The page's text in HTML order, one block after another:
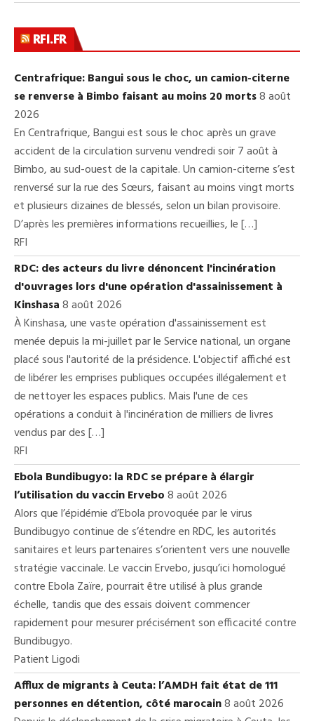
RFI.FR
Centrafrique: Bangui sous le choc, un camion-citerne
se renverse à Bimbo faisant au moins 20 morts8 août
2026
En Centrafrique, Bangui est sous le choc après un grave
accident de la circulation survenu vendredi soir 7 août à
Bimbo, au sud-ouest de la capitale. Un camion-citerne s’est
renversé sur la rue des Sœurs, faisant au moins vingt morts
et plusieurs dizaines de blessés, selon un bilan provisoire.
D’après les premières informations recueillies, le […]
RFI
RDC: des acteurs du livre dénoncent l'incinération
d'ouvrages lors d'une opération d'assainissement à
Kinshasa8 août 2026
À Kinshasa, une vaste opération d'assainissement est
menée depuis la mi-juillet par le Service national, un organe
placé sous l'autorité de la présidence. L'objectif affiché est
de libérer les emprises publiques occupées illégalement et
de nettoyer les espaces publics. Mais l'une de ces
opérations a conduit à l'incinération de milliers de livres
vendus par des […]
RFI
Ebola Bundibugyo: la RDC se prépare à élargir
l’utilisation du vaccin Ervebo8 août 2026
Alors que l’épidémie d’Ebola provoquée par le virus
Bundibugyo continue de s’étendre en RDC, les autorités
sanitaires et leurs partenaires s’orientent vers une nouvelle
stratégie vaccinale. Le vaccin Ervebo, jusqu’ici homologué
contre Ebola Zaïre, pourrait être utilisé à plus grande
échelle, tandis que des essais doivent commencer
rapidement pour mesurer précisément son efficacité contre
Bundibugyo.
Patient Ligodi
Afflux de migrants à Ceuta: l’AMDH fait état de 111
personnes en détention, côté marocain8 août 2026